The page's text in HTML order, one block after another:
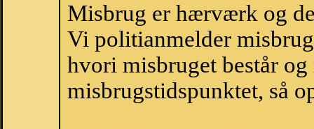
Misbrug er hærværk og
Vi politianmelder
hvori misbruget består
misbrugstidspunktet, så